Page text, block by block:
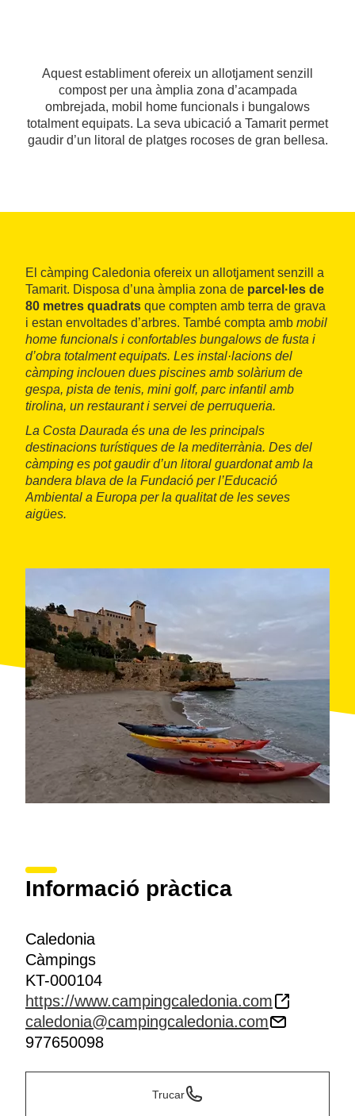
Aquest establiment ofereix un allotjament senzill
compost per una àmplia zona d’acampada
ombrejada, mobil home funcionals i bungalows
totalment equipats. La seva ubicació a Tamarit permet
gaudir d’un litoral de platges rocoses de gran bellesa.
El càmping Caledonia ofereix un allotjament senzill a
Tamarit. Disposa d’una àmplia zona de parcel·les de
80 metres quadrats que compten amb terra de grava
i estan envoltades d’arbres. També compta amb mobil
home funcionals i confortables bungalows de fusta i
d’obra totalment equipats. Les instal·lacions del
càmping inclouen dues piscines amb solàrium de
gespa, pista de tenis, mini golf, parc infantil amb
tirolina, un restaurant i servei de perruqueria.
La Costa Daurada és una de les principals
destinacions turístiques de la mediterrània. Des del
càmping es pot gaudir d’un litoral guardonat amb la
bandera blava de la Fundació per l’Educació
Ambiental a Europa per la qualitat de les seves
aigües.
Informació pràctica
Caledonia
Càmpings
KT-000104
https://www.campingcaledonia.com
caledonia@campingcaledonia.com
977650098
Trucar